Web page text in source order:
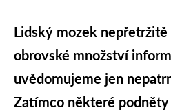
Lidský mozek nepřetržitě
obrovské množství
uvědomujeme jen
Zatímco některé